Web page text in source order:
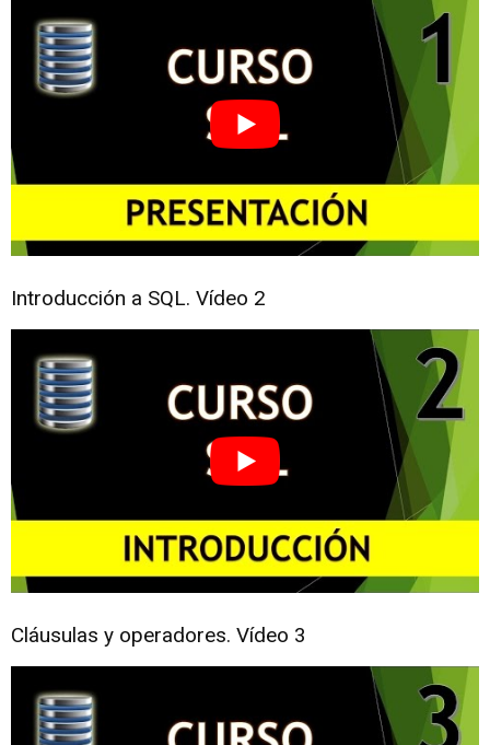
Introducción a SQL. Vídeo 2
Cláusulas y operadores. Vídeo 3